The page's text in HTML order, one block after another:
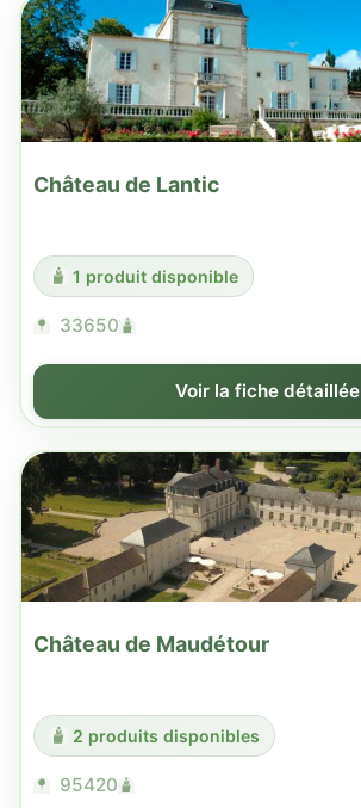
Château de Lantic
1 produit disponible
33650
Voir la fiche détaillée
Château de Maudétour
2 produits disponibles
95420